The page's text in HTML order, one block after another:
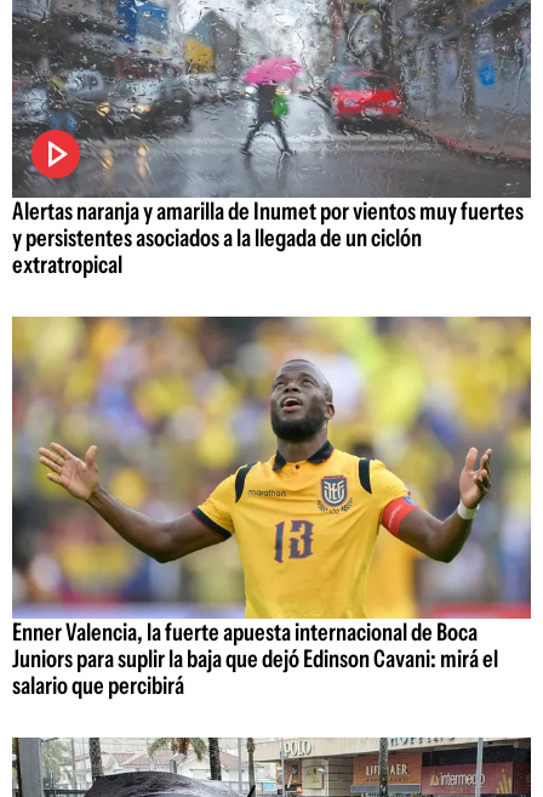
Alertas naranja y amarilla de Inumet por vientos muy fuertes
y persistentes asociados a la llegada de un ciclón
extratropical
Enner Valencia, la fuerte apuesta internacional de Boca
Juniors para suplir la baja que dejó Edinson Cavani: mirá el
salario que percibirá